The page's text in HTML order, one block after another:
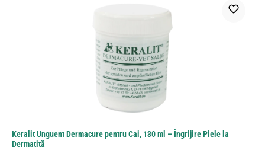
Keralit Unguent Dermacure pentru Cai, 130 ml – Îngrijire Piele la
Dermatită